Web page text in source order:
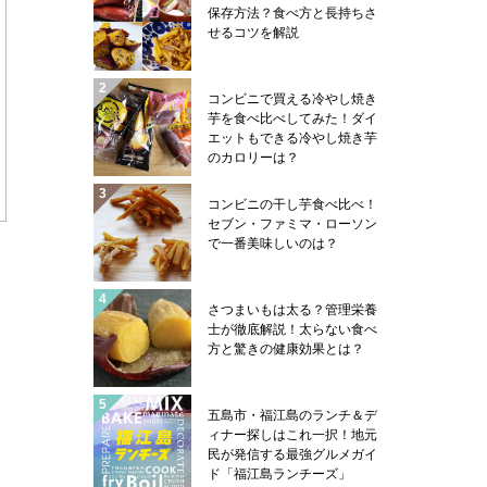
保存方法？食べ方と長持ちさ
せるコツを解説
コンビニで買える冷やし焼き
芋を食べ比べしてみた！ダイ
エットもできる冷やし焼き芋
のカロリーは？
コンビニの干し芋食べ比べ！
セブン・ファミマ・ローソン
で一番美味しいのは？
さつまいもは太る？管理栄養
士が徹底解説！太らない食べ
方と驚きの健康効果とは？
五島市・福江島のランチ＆デ
ィナー探しはこれ一択！地元
民が発信する最強グルメガイ
ド「福江島ランチーズ」